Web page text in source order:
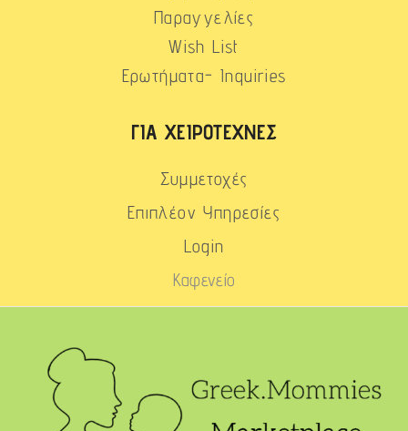
Παραγγελίες
Wish List
Ερωτήματα- Inquiries
ΓΙΑ ΧΕΙΡΟΤΈΧΝΕΣ
Συμμετοχές
Επιπλέον Υπηρεσίες
Login
Καφενείο